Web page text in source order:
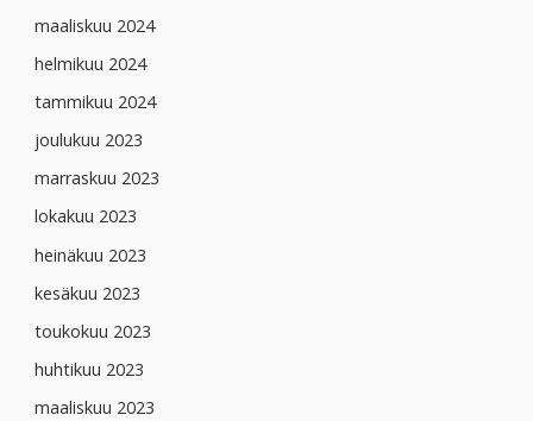
maaliskuu 2024
helmikuu 2024
tammikuu 2024
joulukuu 2023
marraskuu 2023
lokakuu 2023
heinäkuu 2023
kesäkuu 2023
toukokuu 2023
huhtikuu 2023
maaliskuu 2023